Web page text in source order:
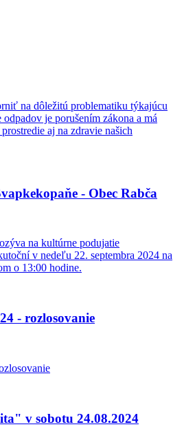
na dôležitú problematiku týkajúcu
odpadov je porušením zákona a má
aj na zdravie našich
- Obec Rabča
na kultúrne podujatie
v nedeľu 22. septembra 2024 na
o 13:00 hodine.
- rozlosovanie
v sobotu 24.08.2024